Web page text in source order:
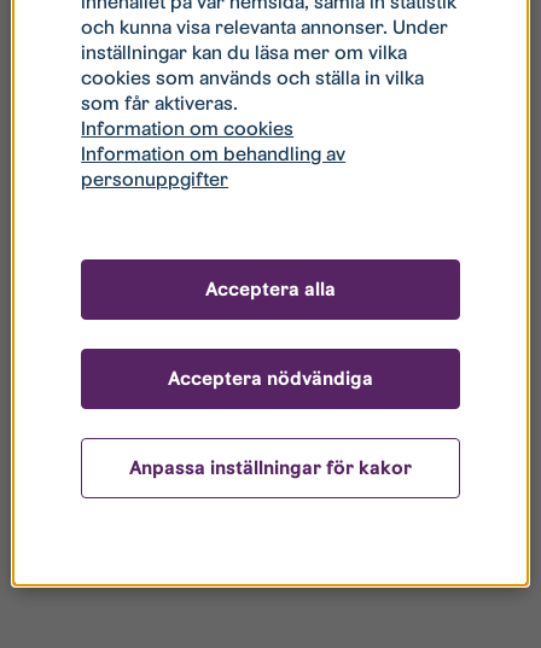
Ett perfekt boende för dig som vill bo på landet – men
nära stan.​
I Ullstämma/Harvestad har du
nära till:
Ekholmens Centrum
Eklandskapet
Hitta ditt nya hem
Alla våra tillgängliga bostäder hittar du under
bostäder.
och kunna visa relevanta annonser. Under
inställningar kan du läsa mer om vilka
cookies som används och ställa in vilka
som får aktiveras.
Information om cookies
Information om behandling av
personuppgifter
Anpassa inställningar för kakor
Acceptera nödvändiga
Acceptera alla